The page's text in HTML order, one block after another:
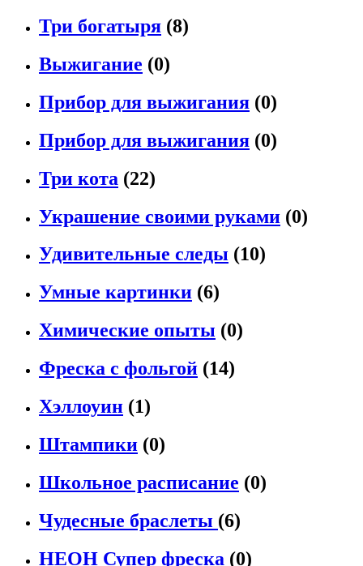
Три богатыря (8)
Выжигание (0)
Прибор для выжигания (0)
Прибор для выжигания (0)
Три кота (22)
Украшение своими руками (0)
Удивительные следы (10)
Умные картинки (6)
Химические опыты (0)
Фреска с фольгой (14)
Хэллоуин (1)
Штампики (0)
Школьное расписание (0)
Чудесные браслеты (6)
НЕОН Супер фреска (0)